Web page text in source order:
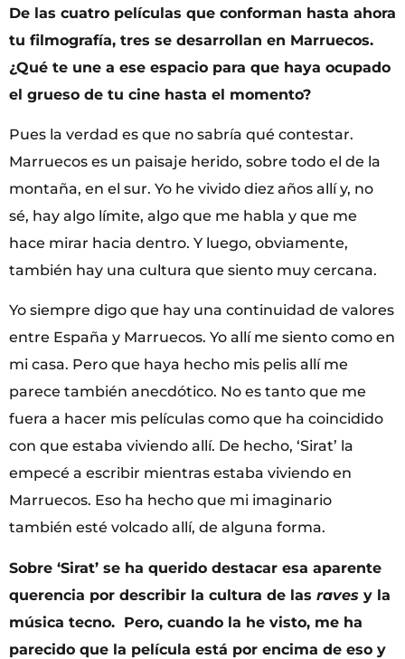
De las cuatro películas que conforman hasta ahora
tu filmografía, tres se desarrollan en Marruecos.
¿Qué te une a ese espacio para que haya ocupado
el grueso de tu cine hasta el momento?
Pues la verdad es que no sabría qué contestar.
Marruecos es un paisaje herido, sobre todo el de la
montaña, en el sur. Yo he vivido diez años allí y, no
sé, hay algo límite, algo que me habla y que me
hace mirar hacia dentro. Y luego, obviamente,
también hay una cultura que siento muy cercana.
Yo siempre digo que hay una continuidad de valores
entre España y Marruecos. Yo allí me siento como en
mi casa. Pero que haya hecho mis pelis allí me
parece también anecdótico. No es tanto que me
fuera a hacer mis películas como que ha coincidido
con que estaba viviendo allí. De hecho, ‘Sirat’ la
empecé a escribir mientras estaba viviendo en
Marruecos. Eso ha hecho que mi imaginario
también esté volcado allí, de alguna forma.
Sobre ‘Sirat’ se ha querido destacar esa aparente
querencia por describir la cultura de las raves y la
música tecno. Pero, cuando la he visto, me ha
parecido que la película está por encima de eso y